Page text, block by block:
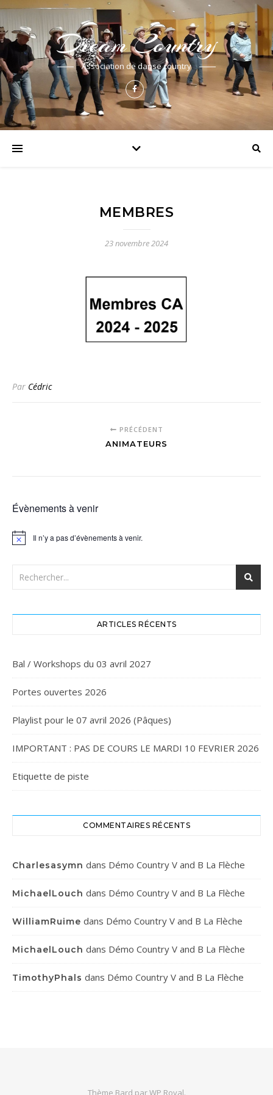
Dream Country
Association de danse country
MEMBRES
23 novembre 2024
Par Cédric
PRÉCÉDENT
ANIMATEURS
Évènements à venir
Notice Il n’y a pas d’évènements à venir.
ARTICLES RÉCENTS
Bal / Workshops du 03 avril 2027
Portes ouvertes 2026
Playlist pour le 07 avril 2026 (Pâques)
IMPORTANT : PAS DE COURS LE MARDI 10 FEVRIER 2026
Etiquette de piste
COMMENTAIRES RÉCENTS
Charlesasymn dans Démo Country V and B La Flèche
MichaelLouch dans Démo Country V and B La Flèche
WilliamRuime dans Démo Country V and B La Flèche
MichaelLouch dans Démo Country V and B La Flèche
TimothyPhals dans Démo Country V and B La Flèche
Thème Bard parWP Royal.